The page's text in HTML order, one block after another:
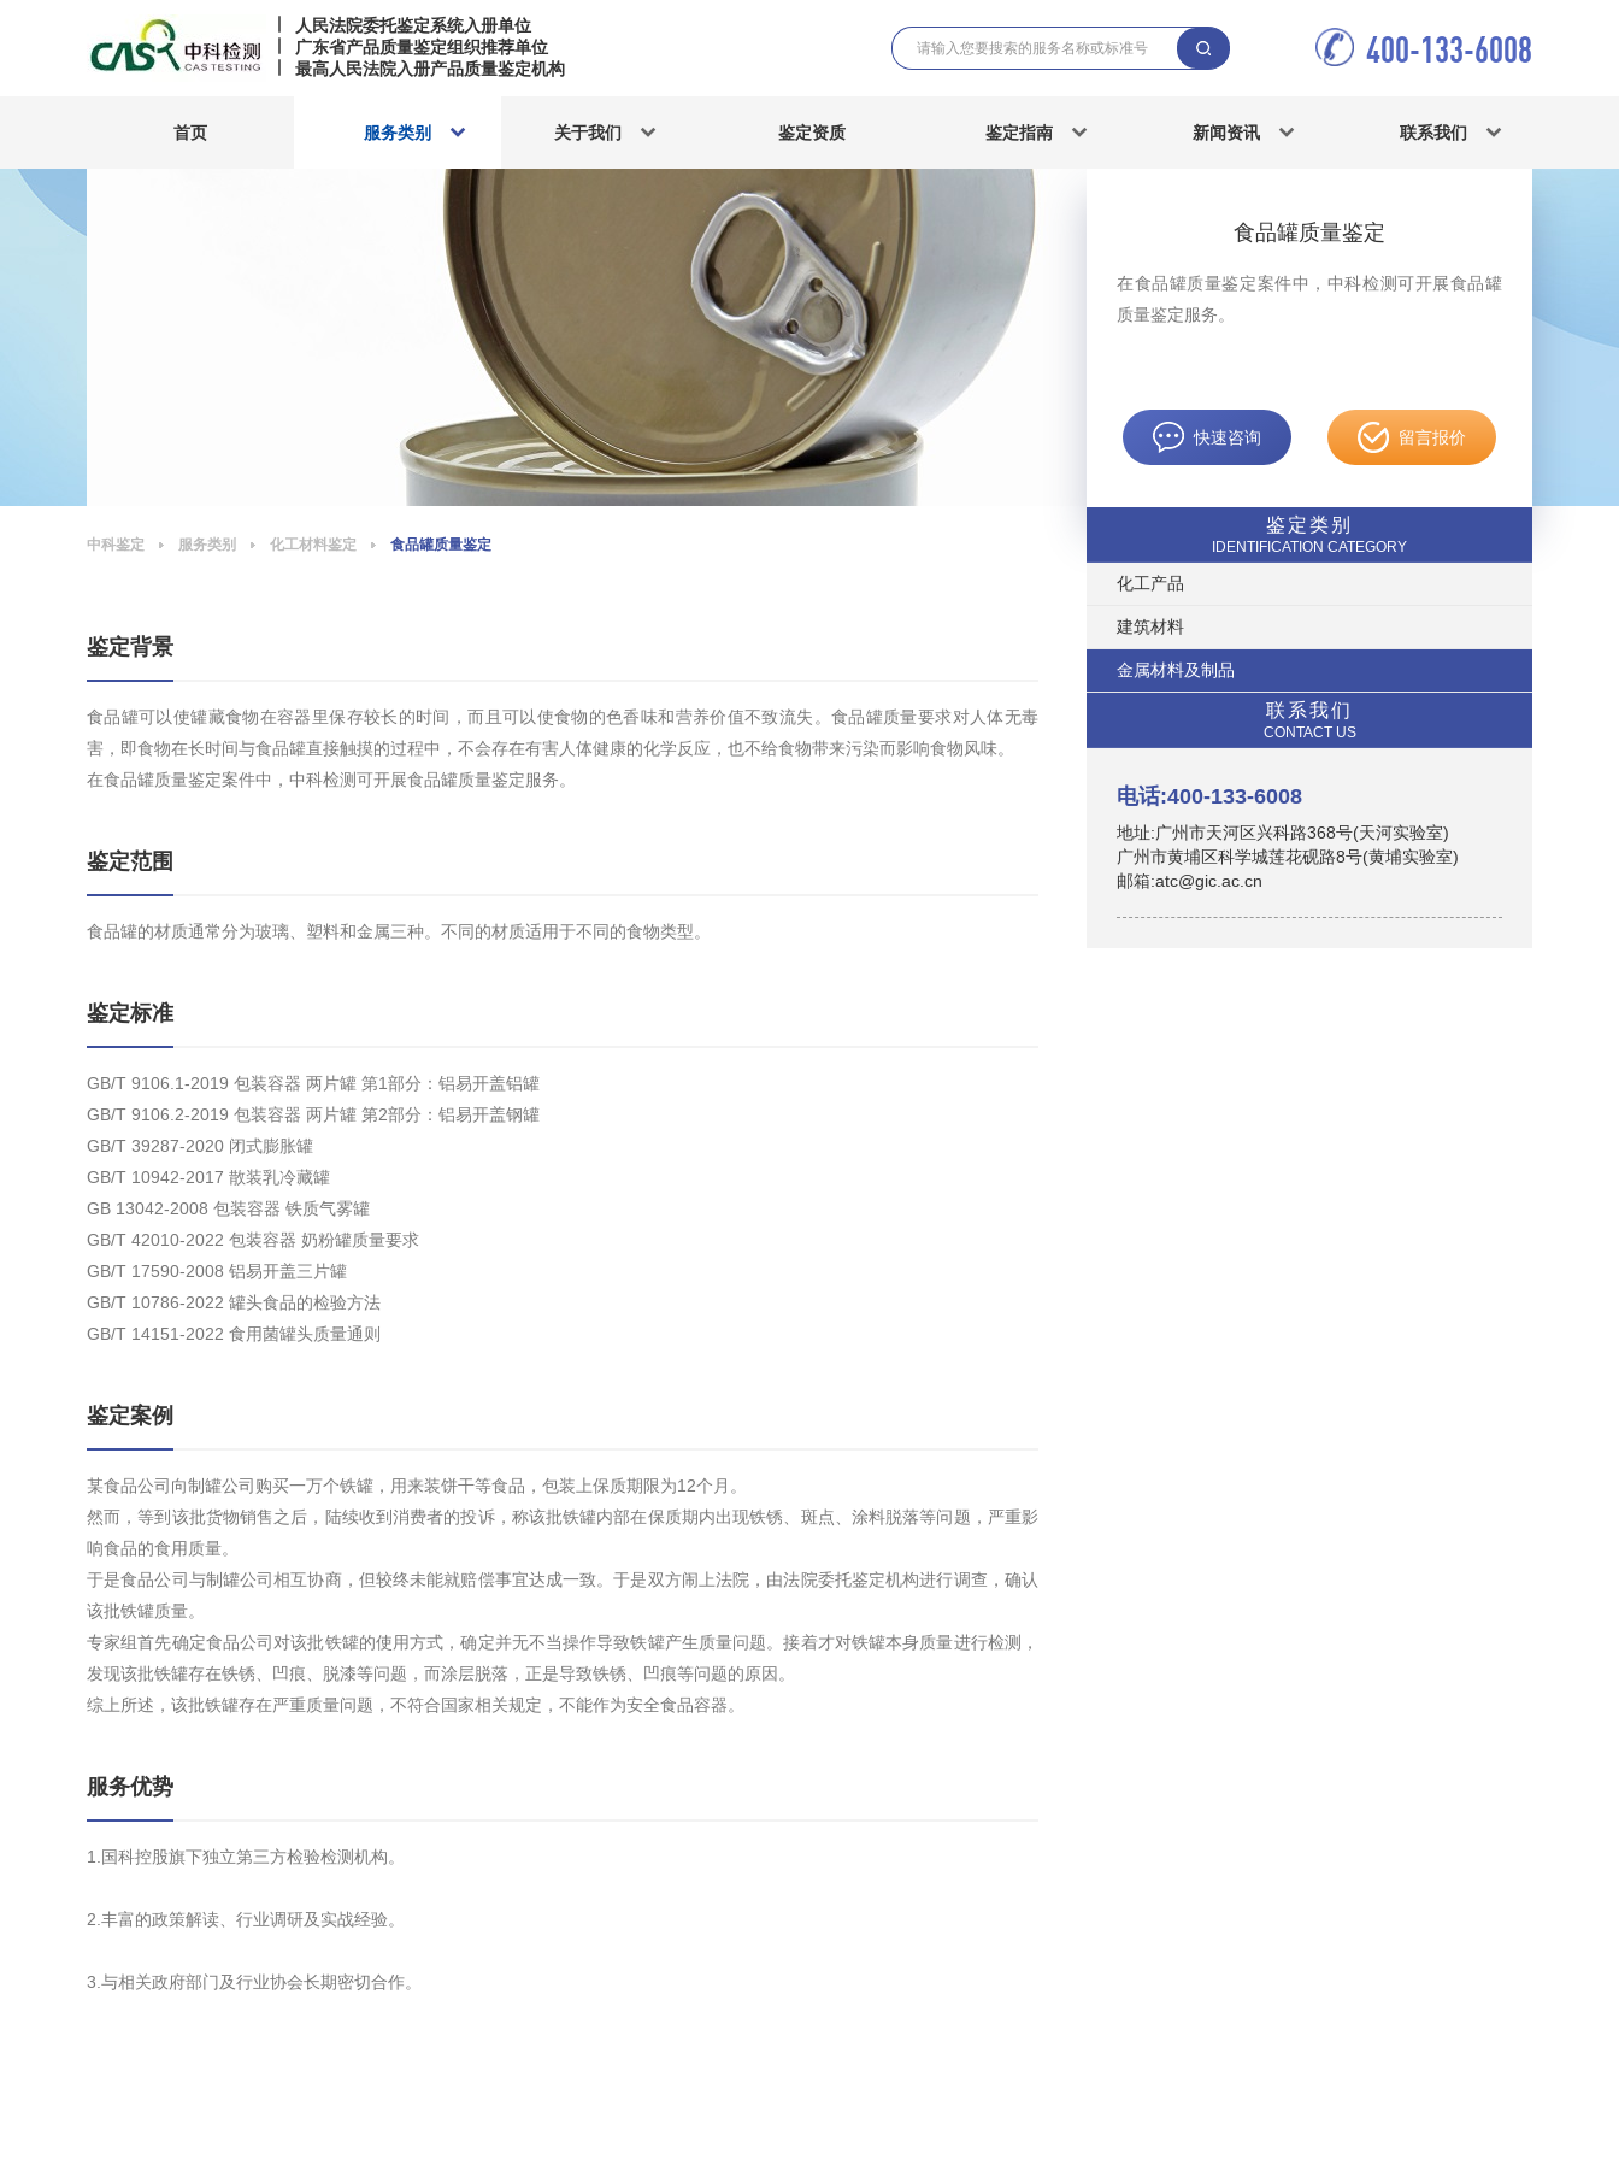
人民法院委托鉴定系统入册单位
广东省产品质量鉴定组织推荐单位
最高人民法院入册产品质量鉴定机构
400-133-6008
首页 服务类别 关于我们 鉴定资质 鉴定指南 新闻资讯 联系我们
食品罐质量鉴定
在食品罐质量鉴定案件中，中科检测可开展食品罐
质量鉴定服务。
快速咨询 留言报价
鉴定类别
IDENTIFICATION CATEGORY
化工产品
建筑材料
金属材料及制品
联系我们
CONTACT US
电话:400-133-6008
地址:广州市天河区兴科路368号(天河实验室)
广州市黄埔区科学城莲花砚路8号(黄埔实验室)
邮箱:atc@gic.ac.cn
中科鉴定 服务类别 化工材料鉴定 食品罐质量鉴定
鉴定背景
食品罐可以使罐藏食物在容器里保存较长的时间，而且可以使食物的色香味和营养价值不致流失。食品罐质量要求对人体无毒
害，即食物在长时间与食品罐直接触摸的过程中，不会存在有害人体健康的化学反应，也不给食物带来污染而影响食物风味。
在食品罐质量鉴定案件中，中科检测可开展食品罐质量鉴定服务。
鉴定范围
食品罐的材质通常分为玻璃、塑料和金属三种。不同的材质适用于不同的食物类型。
鉴定标准
GB/T 9106.1-2019 包装容器 两片罐 第1部分：铝易开盖铝罐
GB/T 9106.2-2019 包装容器 两片罐 第2部分：铝易开盖钢罐
GB/T 39287-2020 闭式膨胀罐
GB/T 10942-2017 散装乳冷藏罐
GB 13042-2008 包装容器 铁质气雾罐
GB/T 42010-2022 包装容器 奶粉罐质量要求
GB/T 17590-2008 铝易开盖三片罐
GB/T 10786-2022 罐头食品的检验方法
GB/T 14151-2022 食用菌罐头质量通则
鉴定案例
某食品公司向制罐公司购买一万个铁罐，用来装饼干等食品，包装上保质期限为12个月。
然而，等到该批货物销售之后，陆续收到消费者的投诉，称该批铁罐内部在保质期内出现铁锈、斑点、涂料脱落等问题，严重影
响食品的食用质量。
于是食品公司与制罐公司相互协商，但较终未能就赔偿事宜达成一致。于是双方闹上法院，由法院委托鉴定机构进行调查，确认
该批铁罐质量。
专家组首先确定食品公司对该批铁罐的使用方式，确定并无不当操作导致铁罐产生质量问题。接着才对铁罐本身质量进行检测，
发现该批铁罐存在铁锈、凹痕、脱漆等问题，而涂层脱落，正是导致铁锈、凹痕等问题的原因。
综上所述，该批铁罐存在严重质量问题，不符合国家相关规定，不能作为安全食品容器。
服务优势
1.国科控股旗下独立第三方检验检测机构。
2.丰富的政策解读、行业调研及实战经验。
3.与相关政府部门及行业协会长期密切合作。